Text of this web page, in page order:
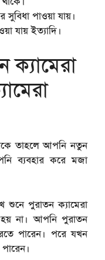
পাওয়া যায়।
যায় ইত্যাদি।
তাহলে আপনি নতুন
ব্যবহার করে মজা
শুনে পুরাতন ক্যামেরা
হয় না। আপনি পুরাতন
পারেন। পরে যখন